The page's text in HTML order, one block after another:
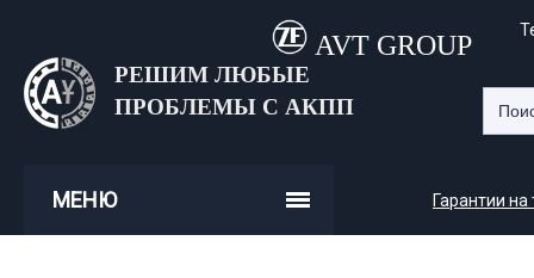
AVT GROUP
РЕШИМ ЛЮБЫЕ
ПРОБЛЕМЫ С АКПП
МЕНЮ Гарантии на